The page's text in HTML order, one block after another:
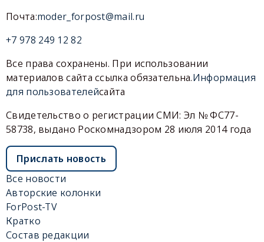
Почта:moder_forpost@mail.ru
+7 978 249 12 82
Все права сохранены. При использовании
материалов сайта ссылка обязательна.Информация
для пользователейсайта
Свидетельство о регистрации СМИ: Эл № ФС77-
58738, выдано Роскомнадзором 28 июля 2014 года
Прислать новость
Все новости
Авторские колонки
ForPost-TV
Кратко
Состав редакции